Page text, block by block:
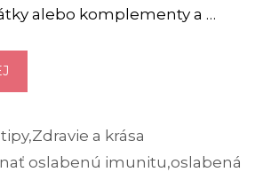
alebo komplementy a …
IMUNITA:
NAJČASTEJŠIE
PRÍZNAKY?
,Zdravie a krása
oslabenú imunitu,oslabená